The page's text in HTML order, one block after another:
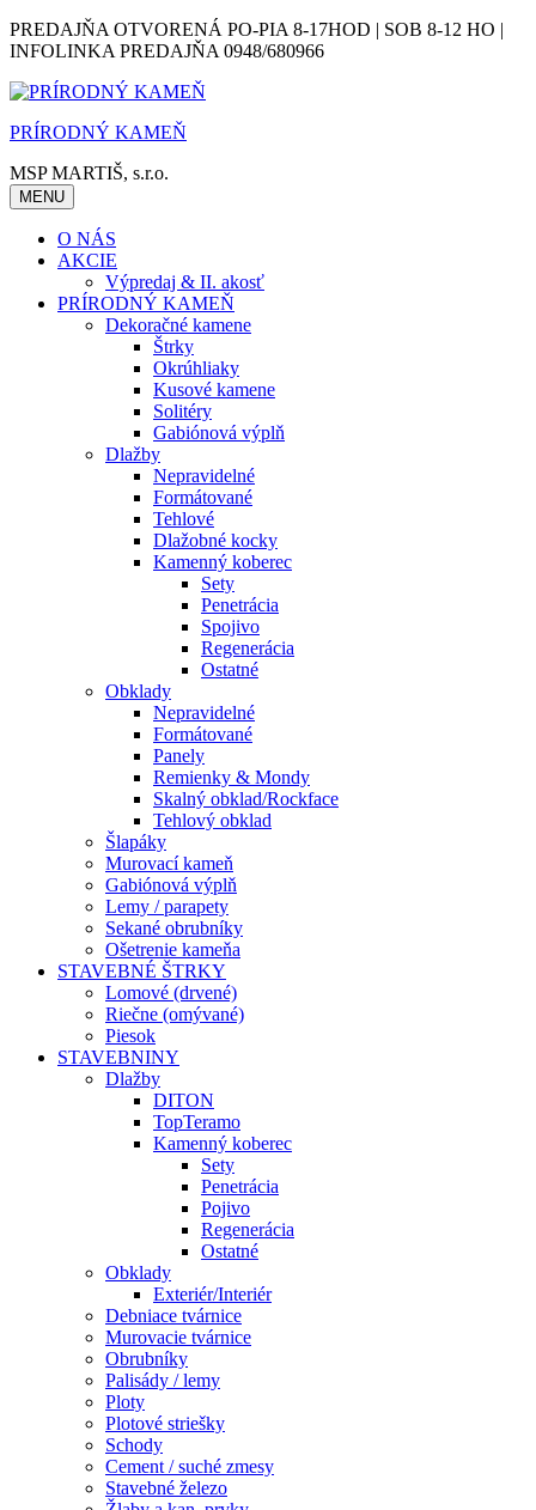
Skip
to
PREDAJŇA OTVORENÁ PO-PIA 8-17HOD | SOB 8-12 HO |
INFOLINKA PREDAJŇA 0948/680966
PRÍRODNÝ KAMEŇ
MSP MARTIŠ, s.r.o.
MENU
O NÁS
AKCIE
Výpredaj & II. akosť
PRÍRODNÝ KAMEŇ
Dekoračné kamene
Štrky
Okrúhliaky
Kusové kamene
Solitéry
Gabiónová výplň
Dlažby
Nepravidelné
Formátované
Tehlové
Dlažobné kocky
Kamenný koberec
Sety
Penetrácia
Spojivo
Regenerácia
Ostatné
Obklady
Nepravidelné
Formátované
Panely
Remienky & Mondy
Skalný obklad/Rockface
Tehlový obklad
Šlapáky
Murovací kameň
Gabiónová výplň
Lemy / parapety
Sekané obrubníky
Ošetrenie kameňa
STAVEBNÉ ŠTRKY
Lomové (drvené)
Riečne (omývané)
Piesok
STAVEBNINY
Dlažby
DITON
TopTeramo
Kamenný koberec
Sety
Penetrácia
Pojivo
Regenerácia
Ostatné
Obklady
Exteriér/Interiér
Debniace tvárnice
Murovacie tvárnice
Obrubníky
Palisády / lemy
Ploty
Plotové striešky
Schody
Cement / suché zmesy
Stavebné železo